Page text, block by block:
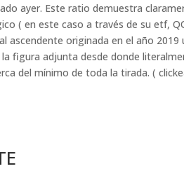
ayer. Este ratio demuestra
( en este caso a través de su etf,
ascendente originada en el año
figura adjunta desde donde
del mínimo de toda la tirada. (